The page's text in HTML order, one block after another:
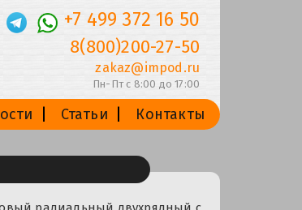
+7 499 372 16 50
8(800)200-27-50
zakaz@impod.ru
Пн-Пт с 8:00 до 17:00
Статьи Контакты